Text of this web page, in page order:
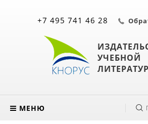
УЧЕБНОЙ
+7 495 741 46 28
МЕНЮ